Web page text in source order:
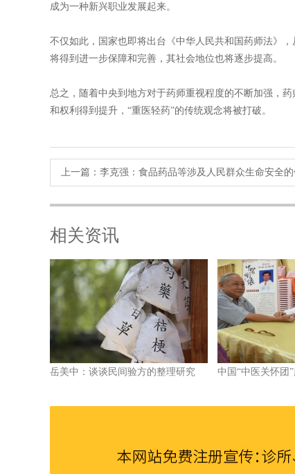
成为一种新兴职业发展起来。
不仅如此，国家也即将出台《中华人民共和国药师法》
将得到进一步保障和完善，其社会地位也将逐步提高。
总之，随着中央到地方对于药师重视程度的不断加强，
和权利得到提升，“重医轻药”的传统观念将被打破。
上一篇： 李克强：食品药品等涉及人民群众生命安全
相关资讯
岳美中：谈谈民间验方的整理研究 中国“中医关怀团